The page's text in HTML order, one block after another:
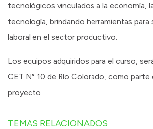
tecnológicos vinculados a la economía,
tecnología, brindando herramientas para
laboral en el sector productivo.
Los equipos adquiridos para el curso,
CET N° 10 de Río Colorado, como parte
proyecto
TEMAS RELACIONADOS